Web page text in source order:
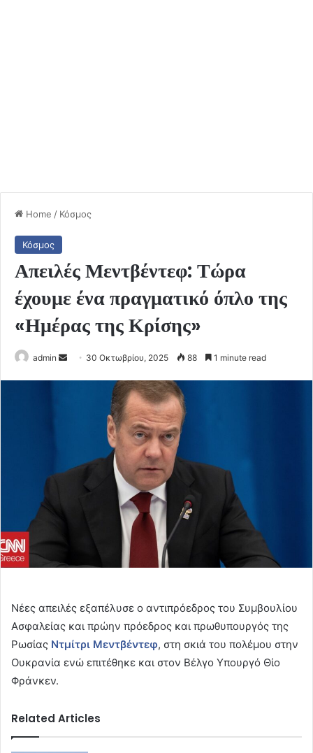
Home / Κόσμος
Κόσμος
Απειλές Μεντβέντεφ: Τώρα
έχουμε ένα πραγματικό όπλο της
«Ημέρας της Κρίσης»
admin
Send 30 Οκτωβρίου, 2025 88 1 minute read
Nέες απειλές εξαπέλυσε ο αντιπρόεδρος του Συμβουλίου
Ασφαλείας και πρώην πρόεδρος και πρωθυπουργός της
Ρωσίας Ντμίτρι Μεντβέντεφ, στη σκιά του πολέμου στην
Ουκρανία ενώ επιτέθηκε και στον Βέλγο Υπουργό Θίο
Φράνκεν.
Related Articles